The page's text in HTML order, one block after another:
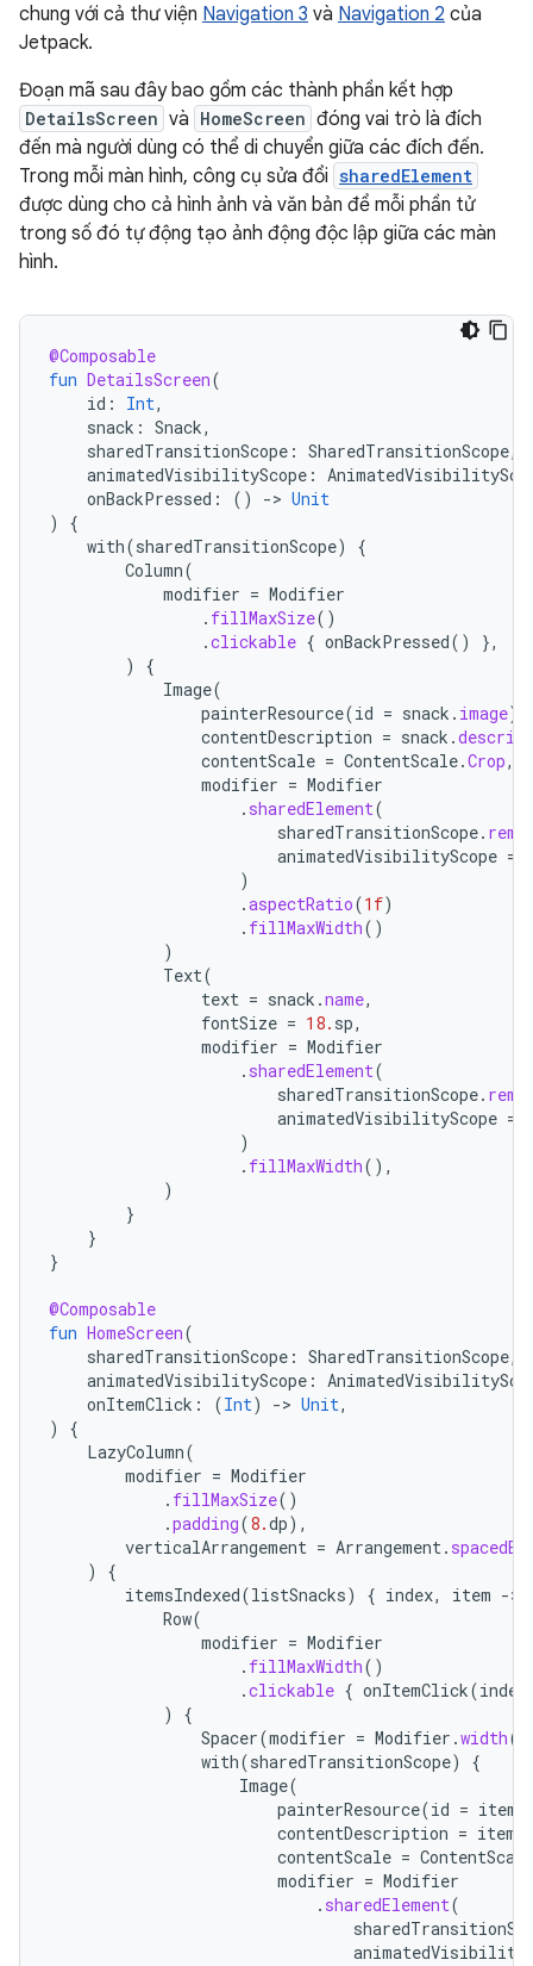
chung với cả thư viện Navigation 3 và Navigation 2 của
Jetpack.
Đoạn mã sau đây bao gồm các thành phần kết hợp
DetailsScreen và HomeScreen đóng vai trò là đích
đến mà người dùng có thể di chuyển giữa các đích đến.
Trong mỗi màn hình, công cụ sửa đổi sharedElement
được dùng cho cả hình ảnh và văn bản để mỗi phần tử
trong số đó tự động tạo ảnh động độc lập giữa các màn
hình.
@Composable
fun DetailsScreen(
id : Int,
snack : Snack,
sharedTransitionScope : SharedTransitionScope,
animatedVisibilityScope :
onBackPressed : () -> Unit
)
{
with(sharedTransitionScope)
{
Column(
modifier = Modifier
. fillMaxSize()
.clickable { onBackPressed()
},
)
{
Image(
painterResource(id = snack . image),
contentDescription = snack .
contentScale = ContentScale.Crop,
modifier = Modifier
. sharedElement(
sharedTransitionScope.
animatedVisibilityScope =
)
.aspectRatio(1f)
. fillMaxWidth()
)
Text(
text = snack .name,
fontSize = 18. sp,
modifier = Modifier
. sharedElement(
sharedTransitionScope.
animatedVisibilityScope =
)
. fillMaxWidth(),
)
}
}
}
@Composable
fun HomeScreen(
sharedTransitionScope : SharedTransitionScope,
animatedVisibilityScope :
onItemClick : (Int) -> Unit,
)
{
LazyColumn(
modifier = Modifier
. fillMaxSize()
.padding(8.dp),
verticalArrangement = Arrangement . spacedBy
)
{
itemsIndexed(listSnacks) { index, item -
Row(
modifier = Modifier
. fillMaxWidth()
.clickable { onItemClick(index
)
{
Spacer(modifier = Modifier .width(
with(sharedTransitionScope)
{
Image(
painterResource(id = item
contentDescription = item
contentScale = ContentScale
modifier = Modifier
. sharedElement(